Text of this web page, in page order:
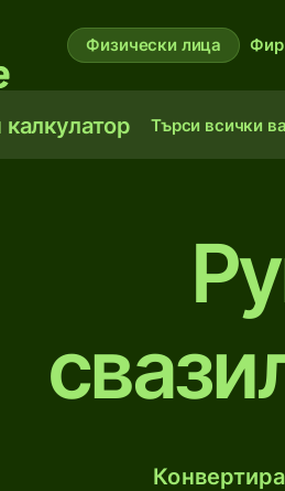
Физически лица
Търси всички